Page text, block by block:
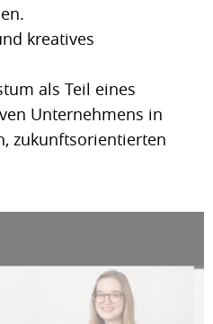
kreatives
als Teil eines
Unternehmens in
zukunftsorientierten